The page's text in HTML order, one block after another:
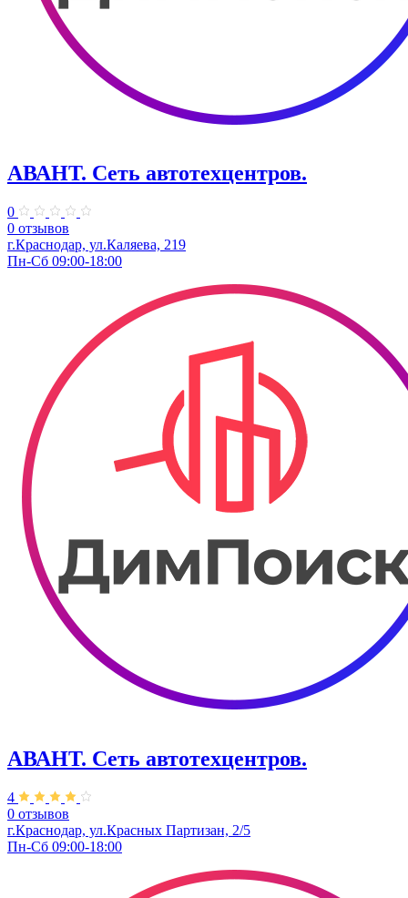
АВАНТ. ​Сеть автотехцентров.
0
0 отзывов
г.Краснодар, ул.Каляева, 219
Пн-Сб 09:00-18:00
АВАНТ. ​Сеть автотехцентров.
4
0 отзывов
г.Краснодар, ул.Красных Партизан, 2/5
Пн-Сб 09:00-18:00